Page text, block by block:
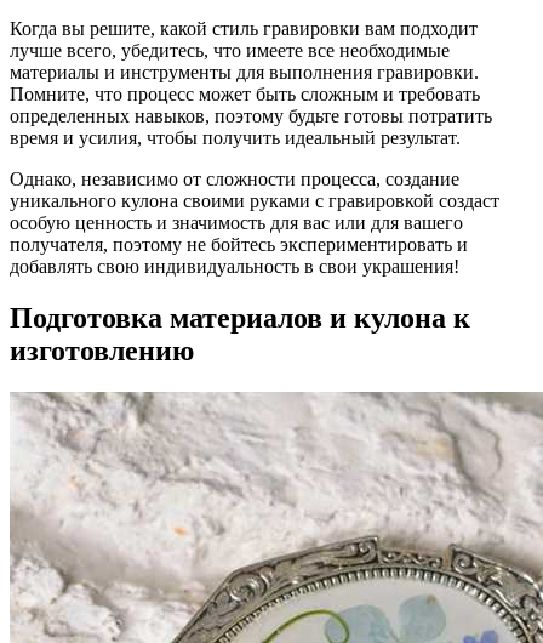
Когда вы решите, какой стиль гравировки вам подходит
лучше всего, убедитесь, что имеете все необходимые
материалы и инструменты для выполнения гравировки.
Помните, что процесс может быть сложным и требовать
определенных навыков, поэтому будьте готовы потратить
время и усилия, чтобы получить идеальный результат.
Однако, независимо от сложности процесса, создание
уникального кулона своими руками с гравировкой создаст
особую ценность и значимость для вас или для вашего
получателя, поэтому не бойтесь экспериментировать и
добавлять свою индивидуальность в свои украшения!
Подготовка материалов и кулона к
изготовлению